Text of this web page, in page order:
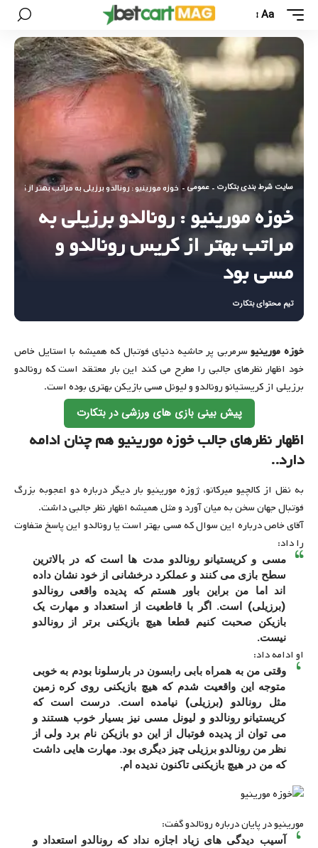
Aa
سایت شرط بندی بتکارت - عمومی - خوزه مورینیو : رونالدو برزیلی به مراتب بهتر از
خوزه مورینیو : رونالدو برزیلی به
مراتب بهتر از کریس رونالدو و
مسی بود
تیم محتوای بتکارت
خوزه مورینیوسرمربی پر حاشیه دنیای فوتبال که همیشه با استایل خاص
خود اظهار نظرهای جالبی را مطرح می کند این بار معتقد است که رونالدو
برزیلی از کریستیانو رونالدو و لیونل مسی بازیکن بهتری بوده است.
پیش بینی بازی های ورزشی در بتکارت
اظهار نظرهای جالب خوزه مورینیو هم چنان ادامه
دارد..
به نقل از کالچیو میرکاتو، ژوزه مورینیو بار دیگر درباره دو اعجوبه بزرگ
فوتبال جهان سخن به میان آورد و مثل همیشه اظهار نظر جالبی داشت.
آقای خاص درباره این سوال که مسی بهتر است یا رونالدو این پاسخ متفاوت
را داد:
مسی و کریستیانو رونالدو مدت ها است که در بالاترین
سطح بازی می‌ کنند و عملکرد درخشانی از خود نشان داده‌
اند اما من براین باور هستم که پدیده واقعی رونالدو
(برزیلی) است. اگر با قاطعیت از استعداد و مهارت یک
بازیکن صحبت کنیم قطعا هیچ بازیکنی برتر از رونالدو
نیست.
او ادامه داد:
وقتی من به همراه بابی رابسون در بارسلونا بودم به خوبی
متوجه این واقعیت شدم که هیچ بازیکنی روی کره زمین
مثل رونالدو (برزیلی) نیامده است. درست است که
کریستیانو رونالدو و لیونل مسی نیز بسیار خوب هستند و
می توان از پدیده فوتبال از این دو بازیکن نام برد ولی از
نظر من رونالدو برزیلی چیز دیگری بود. مهارت هایی داشت
که من در هیچ بازیکنی تاکنون ندیده ام.
مورینیو در پایان درباره رونالدو گفت:
آسیب دیدگی‌ های زیاد اجازه نداد که رونالدو استعداد و